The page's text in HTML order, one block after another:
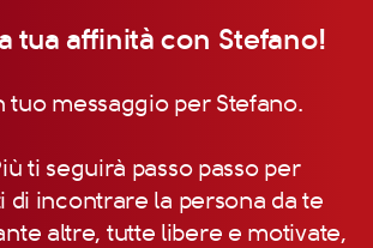
tua affinità con Stefano!
tuo messaggio per Stefano.
ti seguirà passo passo per
di incontrare la persona da te
altre, tutte libere e motivate,